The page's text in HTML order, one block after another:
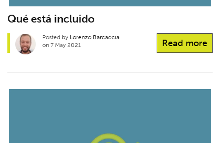
Qué está incluido
Read more
Posted by Lorenzo Barcaccia
on 7 May 2021